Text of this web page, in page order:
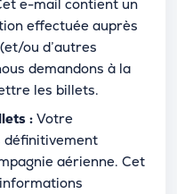
e-mail contient un
effectuée auprès
ou d’autres
demandons à la
les billets.
: Votre
définitivement
aérienne. Cet